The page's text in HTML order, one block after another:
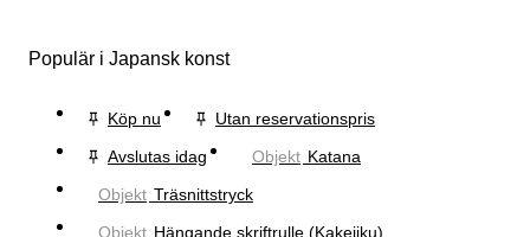
Populär i Japansk konst
Köp nu
Utan reservationspris
Avslutas idag
Objekt Katana
Objekt Träsnittstryck
Objekt Hängande skriftrulle (Kakejiku)